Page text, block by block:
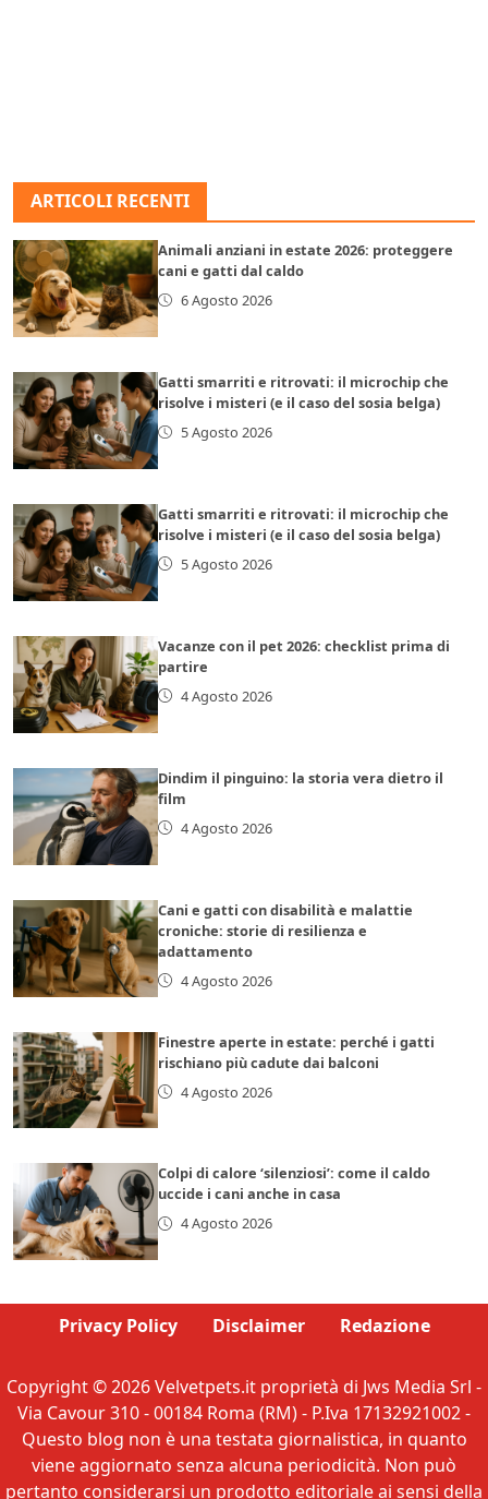
ARTICOLI RECENTI
Animali anziani in estate 2026: proteggere
cani e gatti dal caldo
6 Agosto 2026
Gatti smarriti e ritrovati: il microchip che
risolve i misteri (e il caso del sosia belga)
5 Agosto 2026
Gatti smarriti e ritrovati: il microchip che
risolve i misteri (e il caso del sosia belga)
5 Agosto 2026
Vacanze con il pet 2026: checklist prima di
partire
4 Agosto 2026
Dindim il pinguino: la storia vera dietro il
film
4 Agosto 2026
Cani e gatti con disabilità e malattie
croniche: storie di resilienza e
adattamento
4 Agosto 2026
Finestre aperte in estate: perché i gatti
rischiano più cadute dai balconi
4 Agosto 2026
Colpi di calore ‘silenziosi’: come il caldo
uccide i cani anche in casa
4 Agosto 2026
Privacy Policy Disclaimer Redazione
Copyright © 2026 Velvetpets.it proprietà di Jws Media Srl -
Via Cavour 310 - 00184 Roma (RM) - P.Iva 17132921002 -
Questo blog non è una testata giornalistica, in quanto
viene aggiornato senza alcuna periodicità. Non può
pertanto considerarsi un prodotto editoriale ai sensi della